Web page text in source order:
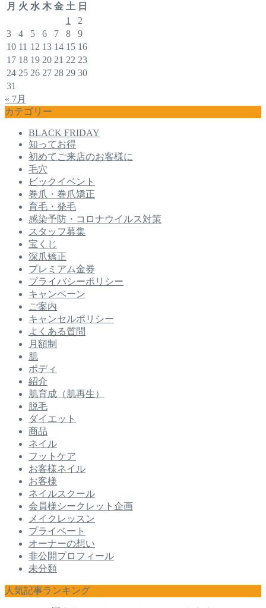
月 火 水 木 金 土 日
1
2
3
4 5 6 7 8
9
10 11 12 13 14 15 16
17 18 19 20 21 22 23
24 25 26 27 28 29 30
31
« 7月
カテゴリー
BLACK FRIDAY
知ってお得
初めてご来店のお客様に
毛穴
ビックイベント
巻爪・巻爪矯正
育毛・発毛
感染予防・コロナウイルス対策
スタッフ募集
宝くじ
深爪矯正
プレミアム金券
プライバシーポリシー
キャンペーン
ご案内
キャンセルポリシー
よくある質問
月額制
肌
ボディ
紹介
肌育成（肌再生）
脱毛
ダイエット
商品
ネイル
フットケア
お客様ネイル
お客様
ネイルスクール
会員様シークレット企画
メイクレッスン
プライベート
オーナーの想い
非公開プロフィール
未分類
人気記事ランキング